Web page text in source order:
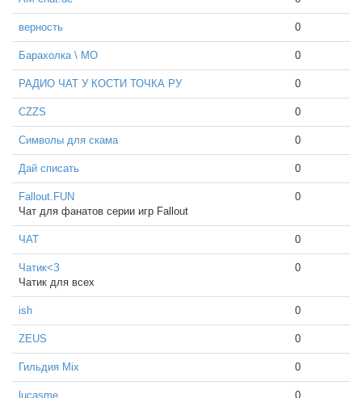
верность 0
Барахолка \ МО 0
РАДИО ЧАТ У КОСТИ ТОЧКА РУ 0
CZZS 0
Символы для скама 0
Дай списать 0
Fallout.FUN
Чат для фанатов серии игр Fallout
0
ЧАТ 0
Чатик<З
Чатик для всех
0
ish 0
ZEUS 0
Гильдия Mix 0
lucasme 0